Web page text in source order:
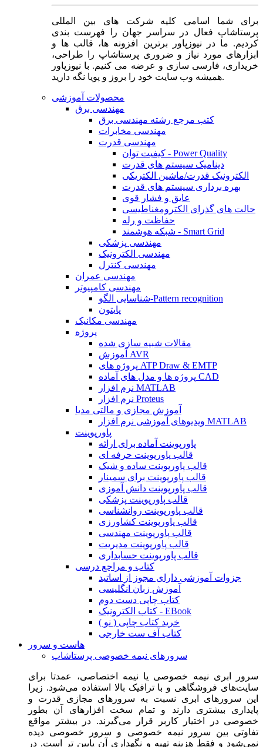
برای شما اسامی کلیه شرکت های بین المللی
پرستاشاپ فعال در سراسر جهان را فهرست بندی
کردیم. ما در نیوزپاور برترین افزونه ها، قالب ها و
ابزارهای مورد نیاز و ضروری پرستاشاپ را طراحی،
خریداری، فارسی سازی و عرضه می کنیم. با نیوزپاور
همیشه وب سایت خود را بروز و پویا نگه دارید.
محصولات آموزشی
مهندسی برق
کتب مرجع رشته مهندسی برق
مهندسی مخابرات
مهندسی قدرت
کیفیت توان - Power Quality
دینامیک سیستم های قدرت
الکترونیک قدرت/ماشین الکتریکی
بهره برداری سیستم های قدرت
عایق و فشار قوی
حالت های گذرای الکترومغناطیسی
حفاظت و رله
شبکه هوشمند - Smart Grid
مهندسی پزشکی
مهندسی الکترونیک
مهندسی کنترل
مهندسی عمران
مهندسی کامپیوتر
شناسایی الگو-Pattern recognition
پایتون
مهندسی مکانیک
پروژه
مقالات شبیه سازی شده
آموزش AVR
پروژه های ATP Draw & EMTP
پروژه ها و مدل های آماده CAD
نرم افزار MATLAB
نرم افزار Proteus
آموزش مجازی و مالتی مدیا
ویدیوهای آموزشی نرم افزار MATLAB
پاورپوینت
پاورپوینت آماده برای ارائه
قالب پاورپوینت حرفه ای
قالب پاورپوینت ساده و شیک
قالب پاورپوینت برای سمینار
قالب پاورپوینت دانش آموزی
قالب پاورپوینت پزشکی
قالب پاورپوینت روانشناسی
قالب پاورپوینت کشاورزی
قالب پاورپوینت مهندسی
قالب پاورپوینت مدیریت
قالب پاورپوینت حسابداری
کتاب و مراجع درسی
جزوات آموزشی دارای مجوز از اساتید
آموزش زبان انگلیسی
کتاب چاپی دست دوم
کتاب الکترونیک - EBook
خرید کتاب چاپی ( نو )
کتاب آف ست خارجی
هاست و سرور
سرورهای نیمه خصوصی پرستاشاپ
سرور ابری نیمه خصوصی یا نیمه اختصاصی، عمدتا برای
سایت‌های فروشگاهی و با ترافیک بالا استفاده می‌شود. زیرا
این سرورهای ابری نسبت به سرورهای مجازی قدرت و
پایداری بیشتری دارند و تمام سخت افزارهای آن بطور
خصوصی در اختیار کاربر قرار می‌گیرند. در بیشتر مواقع
تفاوتی بین سرور نیمه خصوصی و سرور خصوصی دیده
نمی‌شود و فقط هزینه تهیه و نگهداری آن پایین تر است. در